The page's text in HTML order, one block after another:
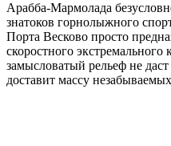
Арабба-Мармолада
знатоков горнолыжного
Порта Весково просто
скоростного
замысловатый рельеф не
доставит массу